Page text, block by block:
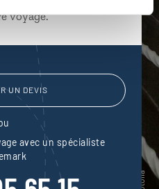
voyage.
UN DEVIS
avec un spécialiste